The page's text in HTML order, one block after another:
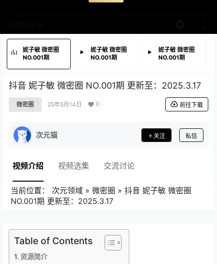
妮子敏 微密圈
NO.001期
妮子敏 微密圈
NO.001期
妮子敏 微密圈
NO.001期
抖音 妮子敏 微密圈 NO.001期 更新至：2025.3.17
微密圈 25年5月14日 0 前往下载
次元猫 关注 私信
视频介绍 视频选集 交流讨论
当前位置： 次元领域 » 微密圈 » 抖音 妮子敏 微密圈
NO.001期 更新至：2025.3.17
Table of Contents
资源简介